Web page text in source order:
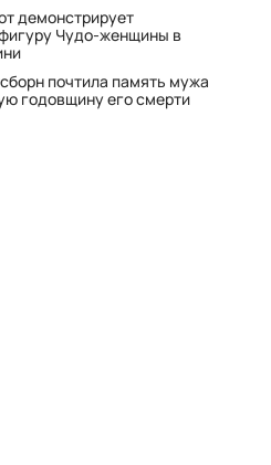
демонстрирует
Чудо-женщины в
почтила память мужа
годовщину его смерти